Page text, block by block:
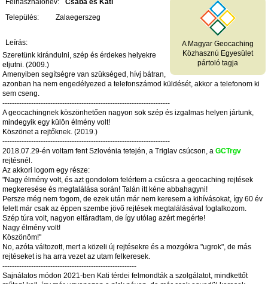
A Magyar Geocaching
Közhasznú Egyesület
pártoló tagja
Felhasználónév:
Csaba és Kati
Település:
Zalaegerszeg
Leírás:
Szeretünk kirándulni, szép és érdekes helyekre
eljutni. (2009.)
Amenyiben segítségre van szükséged, hívj bátran,
azonban ha nem engedélyezed a telefonszámod küldését, akkor a telefonom ki
sem cseng.
----------------------------------------------------------------------
A geocachingnek köszönhetően nagyon sok szép és izgalmas helyen jártunk,
mindegyik egy külön élmény volt!
Köszönet a rejtőknek. (2019.)
----------------------------------------------------------------------
2018.07.29-én voltam fent Szlovénia tetején, a Triglav csúcson, aGCTrgv
rejtésnél.
Az akkori logom egy része:
"Nagy élmény volt, és azt gondolom felértem a csúcsra a geocaching rejtések
megkeresése és megtalálása során! Talán itt kéne abbahagyni!
Persze még nem fogom, de ezek után már nem keresem a kihívásokat, így 60 év
felett már csak az éppen szembe jövő rejtések megtalálásával foglalkozom.
Szép túra volt, nagyon elfáradtam, de így utólag azért megérte!
Nagy élmény volt!
Köszönöm!"
No, azóta változott, mert a közeli új rejtésekre és a mozgókra "ugrok", de más
rejtéseket is ha arra vezet az utam felkeresek.
--------------------------------------------------------
Sajnálatos módon 2021-ben Kati térdei felmondták a szolgálatot, mindkettőt